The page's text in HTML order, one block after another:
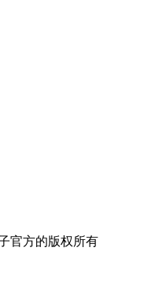
官方的版权所有